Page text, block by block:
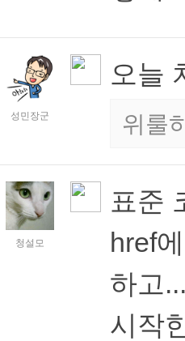
성민장군
오늘
위룰
청설모
표준
href
하고
시작